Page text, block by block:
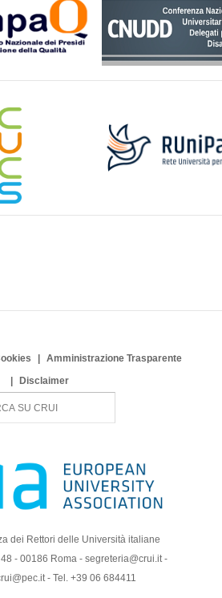
Amministrazione Trasparente
Disclaimer
dei Rettori delle Università italiane
- 00186 Roma - segreteria@crui.it -
- Tel. +39 06 684411